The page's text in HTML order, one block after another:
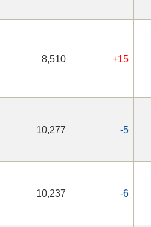
8,510 +15
10,277 -5
10,237 -6